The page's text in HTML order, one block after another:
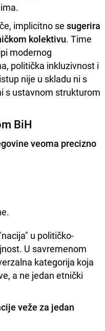
implicitno se sugerira
kolektivu. Time
modernog
politička inkluzivnost i
nije u skladu ni s
s ustavnom strukturom
BiH
veoma precizno
u političko-
U savremenom
kategorija koja
a ne jedan etnički
veže za jedan